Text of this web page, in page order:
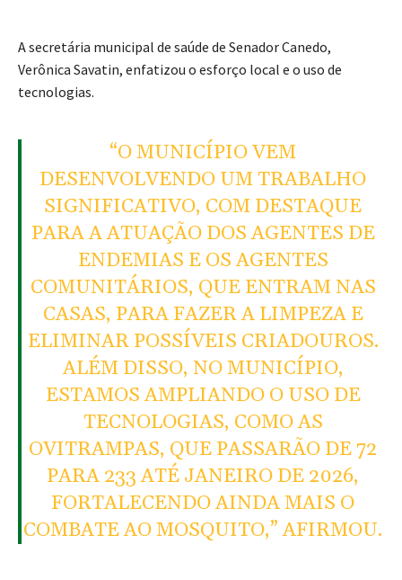
A secretária municipal de saúde de Senador Canedo,
Verônica Savatin, enfatizou o esforço local e o uso de
tecnologias.
“O MUNICÍPIO VEM
DESENVOLVENDO UM TRABALHO
SIGNIFICATIVO, COM DESTAQUE
PARA A ATUAÇÃO DOS AGENTES DE
ENDEMIAS E OS AGENTES
COMUNITÁRIOS, QUE ENTRAM NAS
CASAS, PARA FAZER A LIMPEZA E
ELIMINAR POSSÍVEIS CRIADOUROS.
ALÉM DISSO, NO MUNICÍPIO,
ESTAMOS AMPLIANDO O USO DE
TECNOLOGIAS, COMO AS
OVITRAMPAS, QUE PASSARÃO DE 72
PARA 233 ATÉ JANEIRO DE 2026,
FORTALECENDO AINDA MAIS O
COMBATE AO MOSQUITO,” AFIRMOU.